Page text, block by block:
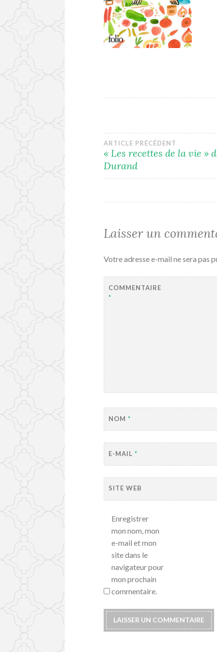
Navigation
de
ARTICLE PRÉCÉDENT
« Les recettes de la vie »
Durand
Laisser un
Votre adresse e-mail ne sera pas
COMMENTAIRE
*
NOM*
E-MAIL*
SITE WEB
Enregistrer
mon nom, mon
e-mail et mon
site dans le
navigateur pour
mon prochain
commentaire.